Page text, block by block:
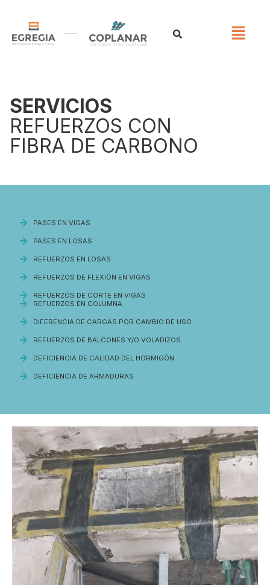
SERVICIOS
REFUERZOS CON
FIBRA DE CARBONO
PASES EN VIGAS
PASES EN LOSAS
REFUERZOS EN LOSAS
REFUERZOS DE FLEXIÓN EN VIGAS
REFUERZOS DE CORTE EN VIGAS
REFUERZOS EN COLUMNA
DIFERENCIA DE CARGAS POR CAMBIO DE USO
REFUERZOS DE BALCONES Y/O VOLADIZOS
DEFICIENCIA DE CALIDAD DEL HORMIGÓN
DEFICIENCIA DE ARMADURAS